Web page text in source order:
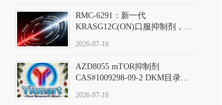
RMC-6291：新一代
KRASG12C(ON)口服抑制剂，
(Elironrasib)CAS#2641998-63-0
2026-07-16
AZD8055 mTOR抑制剂
CAS#1009298-09-2 DKM目录号
激酶抑制剂的深度剖析
2026-07-16